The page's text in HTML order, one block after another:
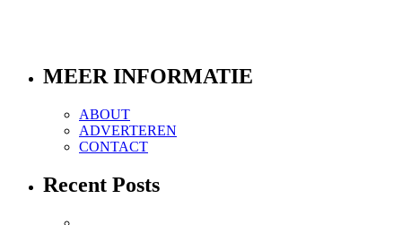
MEER INFORMATIE
ABOUT
ADVERTEREN
CONTACT
Recent Posts